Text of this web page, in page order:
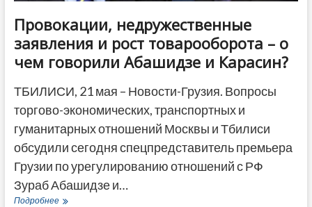
Провокации, недружественные
заявления и рост товарооборота – о
чем говорили Абашидзе и Карасин?
ТБИЛИСИ, 21 мая – Новости-Грузия. Вопросы
торгово-экономических, транспортных и
гуманитарных отношений Москвы и Тбилиси
обсудили сегодня спецпредставитель премьера
Грузии по урегулированию отношений с РФ
Зураб Абашидзе и…
ПодробнееПровокации,